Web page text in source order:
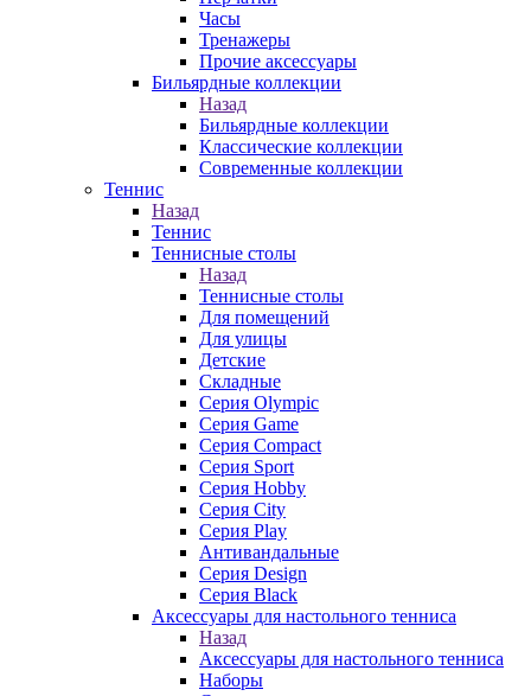
Часы
Тренажеры
Прочие аксессуары
Бильярдные коллекции
Назад
Бильярдные коллекции
Классические коллекции
Современные коллекции
Теннис
Назад
Теннис
Теннисные столы
Назад
Теннисные столы
Для помещений
Для улицы
Детские
Складные
Серия Olympic
Серия Game
Серия Compact
Серия Sport
Серия Hobby
Серия City
Серия Play
Антивандальные
Серия Design
Серия Black
Аксессуары для настольного тенниса
Назад
Аксессуары для настольного тенниса
Наборы